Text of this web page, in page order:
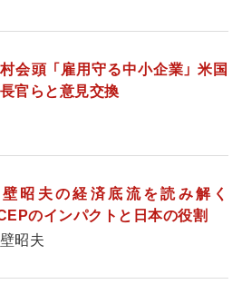
会頭 「雇用守る中小企業」 米国
官らと意見交換
昭夫の経済底流を読み解く
のインパクトと日本の役割
昭夫